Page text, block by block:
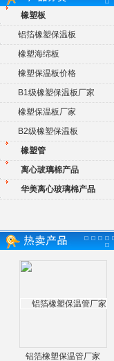
橡塑板
铝箔橡塑保温板
橡塑海绵板
橡塑保温板价格
B1级橡塑保温板厂家
橡塑保温板厂家
B2级橡塑保温板
橡塑管
离心玻璃棉产品
华美离心玻璃棉产品
铝箔橡塑保温管厂家